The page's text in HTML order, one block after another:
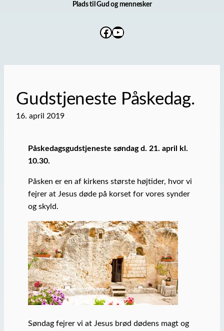
Plads til Gud og mennesker
Facebook
YouTube
Gudstjeneste Påskedag.
16. april 2019
Påskedagsgudstjeneste søndag d. 21. april kl.
10.30.
Påsken er en af kirkens største højtider, hvor vi
fejrer at Jesus døde på korset for vores synder
og skyld.
Søndag fejrer vi at Jesus brød dødens magt og